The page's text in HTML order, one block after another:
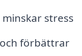
stress
förbättrar